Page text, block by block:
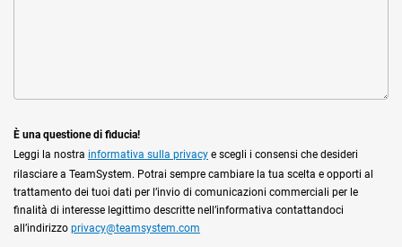
È una questione di fiducia!
Leggi la nostra informativa sulla privacy e scegli i consensi che desideri
rilasciare a TeamSystem. Potrai sempre cambiare la tua scelta e opporti al
trattamento dei tuoi dati per l’invio di comunicazioni commerciali per le
finalità di interesse legittimo descritte nell’informativa contattandoci
all’indirizzo privacy@teamsystem.com